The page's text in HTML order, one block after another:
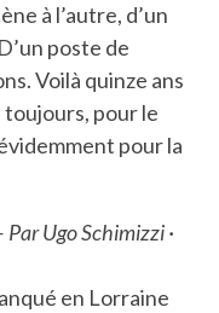
à l’autre, d’un
poste de
Voilà quinze ans
pour le
pour la
Par Ugo Schimizzi ·
en Lorraine